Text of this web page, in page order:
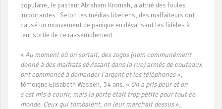
populaire, le pasteur Abraham Kromah, a attiré des foules
importantes. Selon les médias libériens, des malfaiteurs ont
causé un mouvement de panique en dévalisant les fidèles à
leur sortie de ce rassemblement.
«Au moment où on sortait, des zogos (nom communément
donné à des malfrats sévissant dans la rue) armés de couteaux
ont commencé à demander l’argent et les téléphones»,
témoigne Elisabeth Wesseh, 34 ans. « On a pris peur et on
s’est mis à courir, mais la porte était trop petite pour tout ce
monde. Ceux qui tombaient, on leur marchait dessus»,